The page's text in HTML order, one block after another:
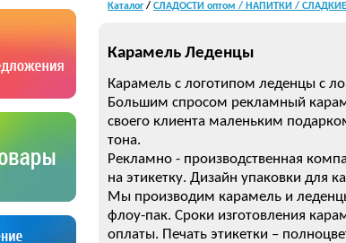
Каталог/ СЛАДОСТИ оптом / НАПИТКИ /
Карамель Леденцы
Карамель с логотипом леденцы с
Большим спросом рекламный
своего клиента маленьким
тона.
Рекламно - производственная
на этикетку. Дизайн упаковки для
Мы производим карамель и
флоу-пак. Сроки изготовления
оплаты. Печать этикетки –